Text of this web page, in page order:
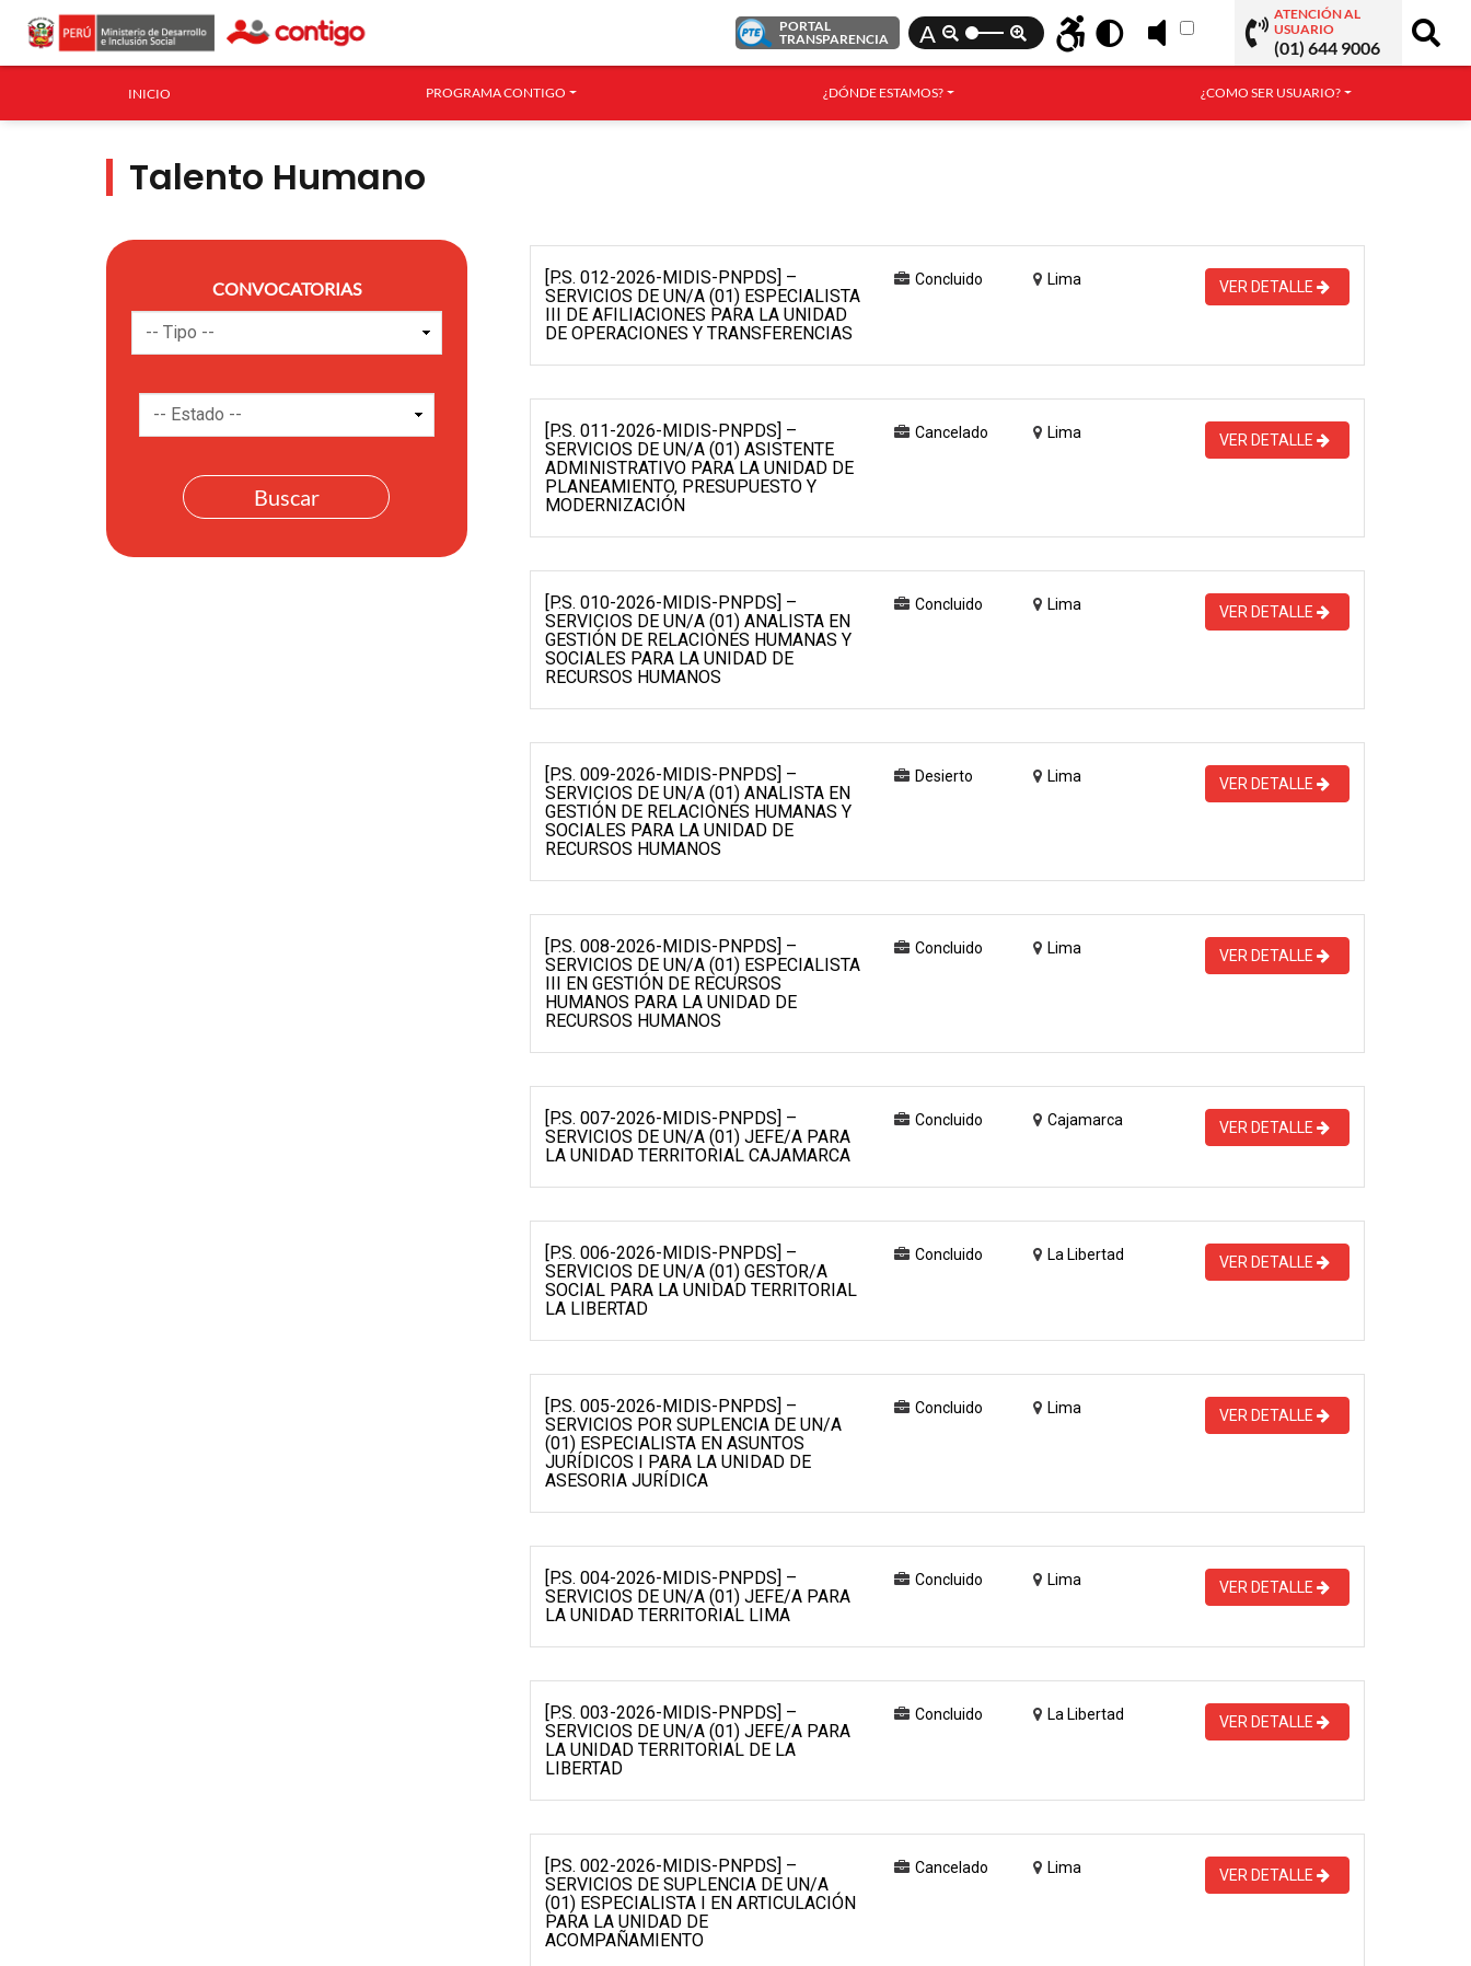
PORTAL
TRANSPARENCIA
A
ATENCIÓN AL
USUARIO
(01) 644 9006
INICIO PROGRAMA CONTIGO ¿DÓNDE ESTAMOS? ¿COMO SER USUARIO?
Talento Humano
CONVOCATORIAS
[P.S. 012-2026-MIDIS-PNPDS] –
SERVICIOS DE UN/A (01) ESPECIALISTA
III DE AFILIACIONES PARA LA UNIDAD
DE OPERACIONES Y TRANSFERENCIAS
Concluido Lima VER DETALLE
[P.S. 011-2026-MIDIS-PNPDS] –
SERVICIOS DE UN/A (01) ASISTENTE
ADMINISTRATIVO PARA LA UNIDAD DE
PLANEAMIENTO, PRESUPUESTO Y
MODERNIZACIÓN
Cancelado Lima VER DETALLE
[P.S. 010-2026-MIDIS-PNPDS] –
SERVICIOS DE UN/A (01) ANALISTA EN
GESTIÓN DE RELACIONES HUMANAS Y
SOCIALES PARA LA UNIDAD DE
RECURSOS HUMANOS
Concluido Lima VER DETALLE
[P.S. 009-2026-MIDIS-PNPDS] –
SERVICIOS DE UN/A (01) ANALISTA EN
GESTIÓN DE RELACIONES HUMANAS Y
SOCIALES PARA LA UNIDAD DE
RECURSOS HUMANOS
Desierto Lima VER DETALLE
[P.S. 008-2026-MIDIS-PNPDS] –
SERVICIOS DE UN/A (01) ESPECIALISTA
III EN GESTIÓN DE RECURSOS
HUMANOS PARA LA UNIDAD DE
RECURSOS HUMANOS
Concluido Lima VER DETALLE
[P.S. 007-2026-MIDIS-PNPDS] –
SERVICIOS DE UN/A (01) JEFE/A PARA
LA UNIDAD TERRITORIAL CAJAMARCA
Concluido Cajamarca VER DETALLE
[P.S. 006-2026-MIDIS-PNPDS] –
SERVICIOS DE UN/A (01) GESTOR/A
SOCIAL PARA LA UNIDAD TERRITORIAL
LA LIBERTAD
Concluido La Libertad VER DETALLE
[P.S. 005-2026-MIDIS-PNPDS] –
SERVICIOS POR SUPLENCIA DE UN/A
(01) ESPECIALISTA EN ASUNTOS
JURÍDICOS I PARA LA UNIDAD DE
ASESORIA JURÍDICA
Concluido Lima VER DETALLE
[P.S. 004-2026-MIDIS-PNPDS] –
SERVICIOS DE UN/A (01) JEFE/A PARA
LA UNIDAD TERRITORIAL LIMA
Concluido Lima VER DETALLE
[P.S. 003-2026-MIDIS-PNPDS] –
SERVICIOS DE UN/A (01) JEFE/A PARA
LA UNIDAD TERRITORIAL DE LA
LIBERTAD
Concluido La Libertad VER DETALLE
[P.S. 002-2026-MIDIS-PNPDS] –
SERVICIOS DE SUPLENCIA DE UN/A
(01) ESPECIALISTA I EN ARTICULACIÓN
PARA LA UNIDAD DE
ACOMPAÑAMIENTO
Cancelado Lima VER DETALLE